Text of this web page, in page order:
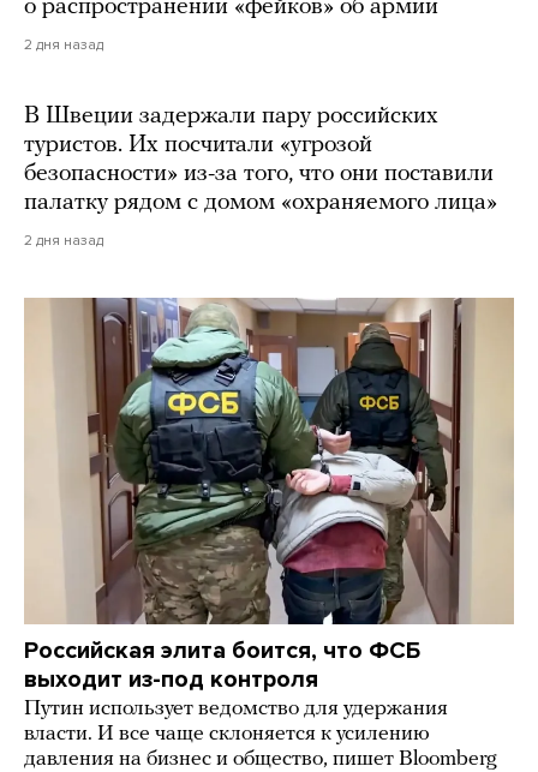
о распространении «фейков» об армии
2 дня назад
В Швеции задержали пару российских
туристов. Их посчитали «угрозой
безопасности» из-за того, что они поставили
палатку рядом с домом «охраняемого лица»
2 дня назад
Российская элита боится, что ФСБ
выходит из-под контроля
Путин использует ведомство для удержания
власти. И все чаще склоняется к усилению
давления на бизнес и общество, пишет Bloomberg